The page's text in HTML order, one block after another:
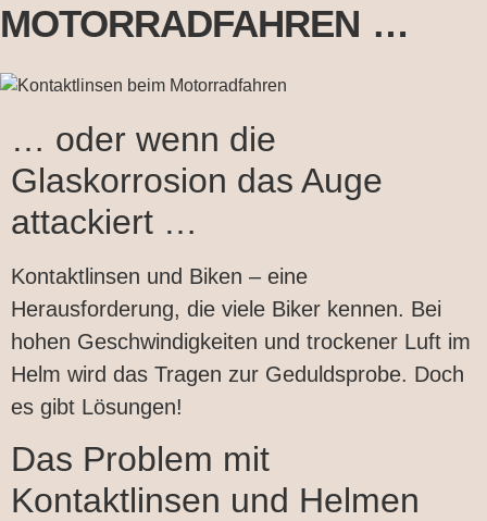
MOTORRADFAHREN …
… oder wenn die
Glaskorrosion das Auge
attackiert …
Kontaktlinsen und Biken – eine
Herausforderung, die viele Biker kennen. Bei
hohen Geschwindigkeiten und trockener Luft im
Helm wird das Tragen zur Geduldsprobe. Doch
es gibt Lösungen!
Das Problem mit
Kontaktlinsen und Helmen